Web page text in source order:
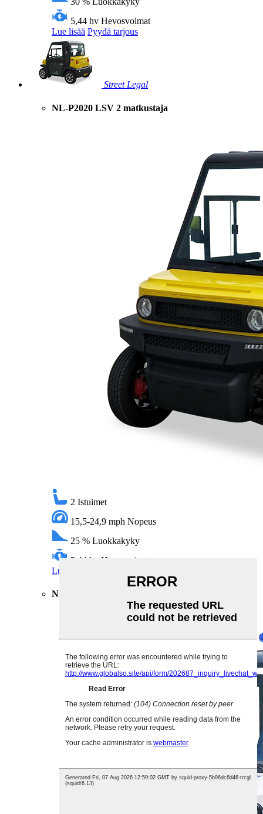
5,44 hv Hevosvoimat
Lue lisää Pyydä tarjous
Street Legal
NL-P2020 LSV 2 matkustaja
2 Istuimet
15,5-24,9 mph Nopeus
25 % Luokkakyky
5,44 hv
Hevosvoimat
Lue lisää
NL-P2020 LSV 2 matkustaja